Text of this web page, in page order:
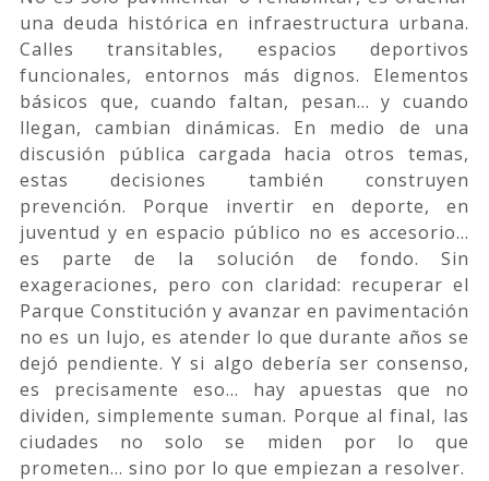
una deuda histórica en infraestructura urbana.
Calles transitables, espacios deportivos
funcionales, entornos más dignos. Elementos
básicos que, cuando faltan, pesan… y cuando
llegan, cambian dinámicas. En medio de una
discusión pública cargada hacia otros temas,
estas decisiones también construyen
prevención. Porque invertir en deporte, en
juventud y en espacio público no es accesorio…
es parte de la solución de fondo. Sin
exageraciones, pero con claridad: recuperar el
Parque Constitución y avanzar en pavimentación
no es un lujo, es atender lo que durante años se
dejó pendiente. Y si algo debería ser consenso,
es precisamente eso… hay apuestas que no
dividen, simplemente suman. Porque al final, las
ciudades no solo se miden por lo que
prometen… sino por lo que empiezan a resolver.